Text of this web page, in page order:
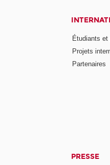
Étudiants et
Projets
Partenaires
PRESSE